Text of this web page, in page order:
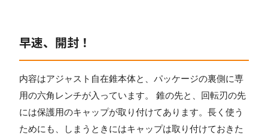
早速、開封！
内容はアジャスト自在錐本体と、パッケージの裏側に専
用の六角レンチが入っています。 錐の先と、回転刃の先
には保護用のキャップが取り付けてあります。長く使う
ためにも、しまうときにはキャップは取り付けておきた